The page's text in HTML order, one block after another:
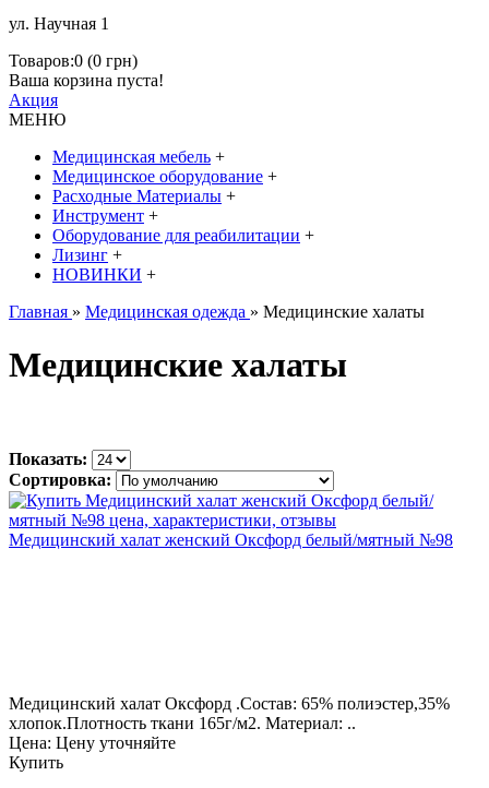
ул. Научная 1
Товаров:0 (0 грн)
Ваша корзина пуста!
Акция
МЕНЮ
Медицинская мебель +
Медицинское оборудование +
Расходные Материалы +
Инструмент +
Оборудование для реабилитации +
Лизинг +
НОВИНКИ +
Главная » Медицинская одежда » Медицинские халаты
Медицинские халаты
Показать:
Сортировка:
Медицинский халат женский Оксфорд белый/мятный №98
Медицинский халат Оксфорд .Состав: 65% полиэстер,35%
хлопок.Плотность ткани 165г/м2. Материал: ..
Цена: Цену уточняйте
Купить